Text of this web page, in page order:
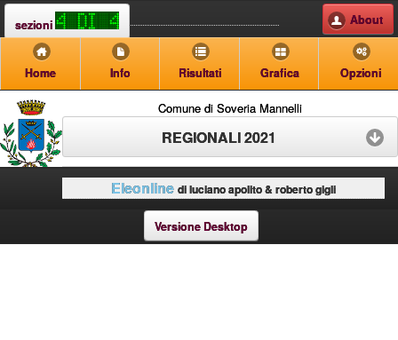
sezioni About
Home Info Risultati Grafica Opzioni
Comune di Soveria Mannelli
REGIONALI 2021
Eleonline di luciano apolito & roberto gigli
Versione Desktop